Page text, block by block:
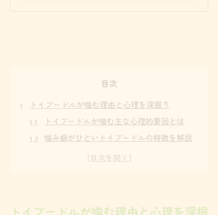
目次
トイプードルが噛む理由と心理を深掘り
トイプードルが噛む主な心理的要因とは
噛み癖がひどいトイプードルの特徴を解説
唸るトイプードルと噛み癖の関係性を探る
トイプードルが噛む理由と心理を深掘